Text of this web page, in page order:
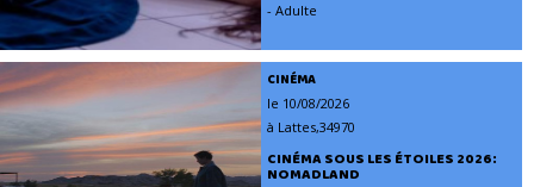
- Adulte
CINÉMA
le 10/08/2026
à Lattes,34970
CINÉMA SOUS LES ÉTOILES 2026:
NOMADLAND